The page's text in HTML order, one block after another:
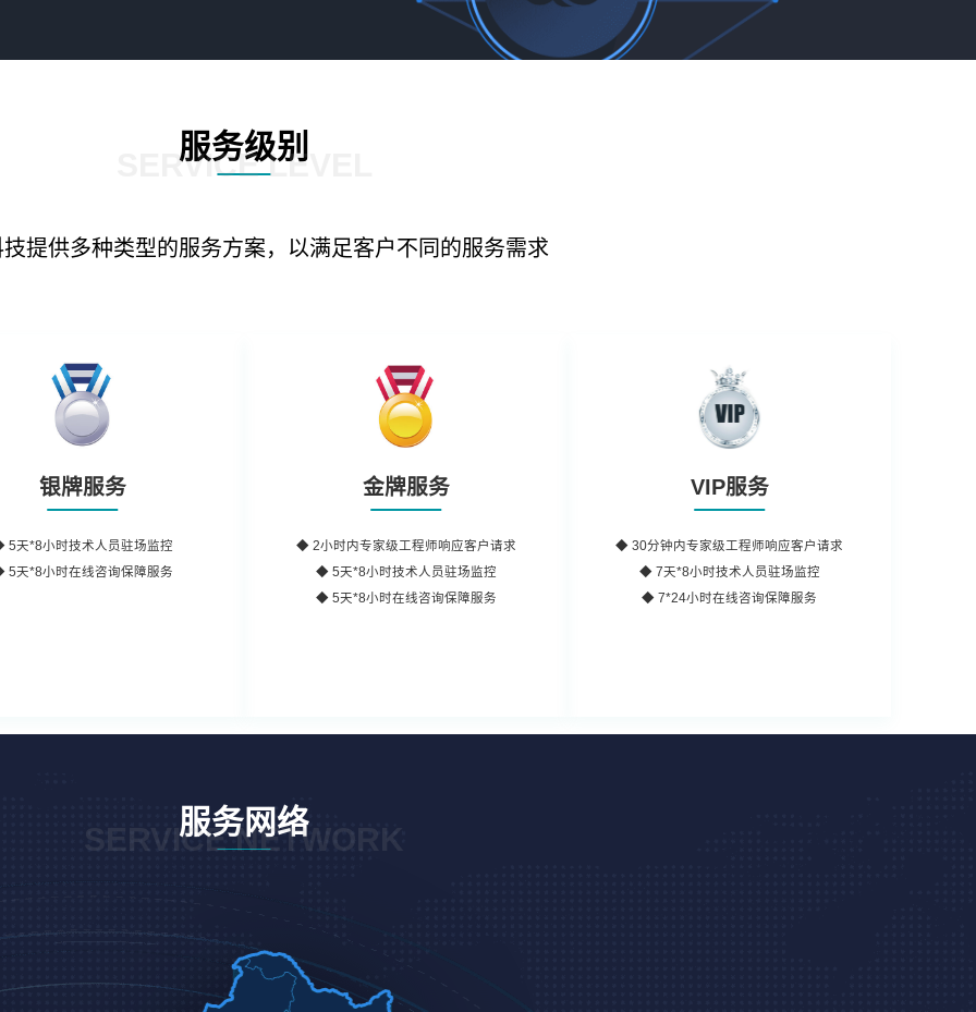
服务级别
SERVICE LEVEL
提供多种类型的服务方案，以满足客户不同的服务需求
银牌服务
5天*8小时技术人员驻场监控
5天*8小时在线咨询保障服务
金牌服务
◆ 2小时内专家级工程师响应客户请求
◆ 5天*8小时技术人员驻场监控
◆ 5天*8小时在线咨询保障服务
VIP服务
◆ 30分钟内专家级工程师响应客户请求
◆ 7天*8小时技术人员驻场监控
◆ 7*24小时在线咨询保障服务
服务网络
SERVICE NETWORK